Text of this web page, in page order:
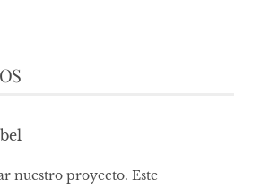
nuestro proyecto. Este